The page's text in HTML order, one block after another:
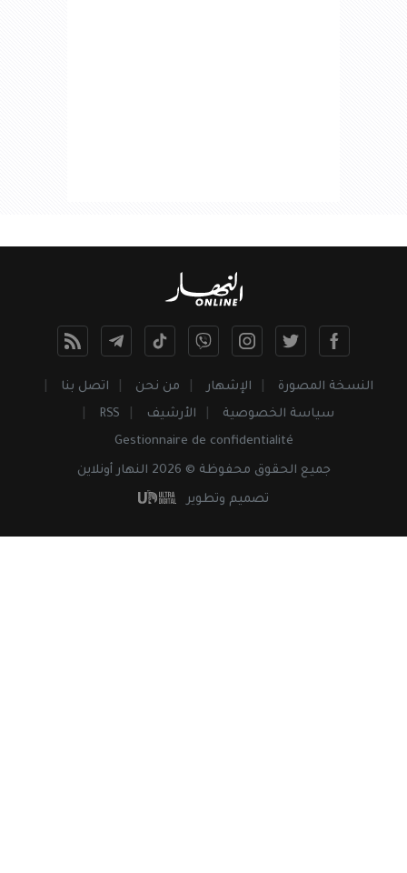
النسخة المصورة الإشهار من نحن
اتصل بنا
سياسة الخصوصية
الأرشيف
RSS
Gestionnaire de confidentialité
جميع الحقوق محفوظة © 2026 النهار أونلاين
تصميم وتطوير